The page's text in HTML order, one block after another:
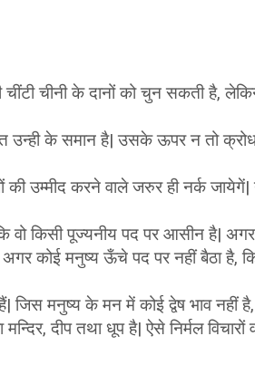
चीनी के दानों को चुन सकती है,
उन्ही के समान है| उसके ऊपर न तो
उम्मीद करने वाले जरुर ही नर्क जायेगें|
वो किसी पूज्यनीय पद पर आसीन है|
अगर कोई मनुष्य ऊँचे पद पर नहीं बैठा है,
जिस मनुष्य के मन में कोई द्वेष भाव नहीं
दीप तथा धूप है| ऐसे निर्मल